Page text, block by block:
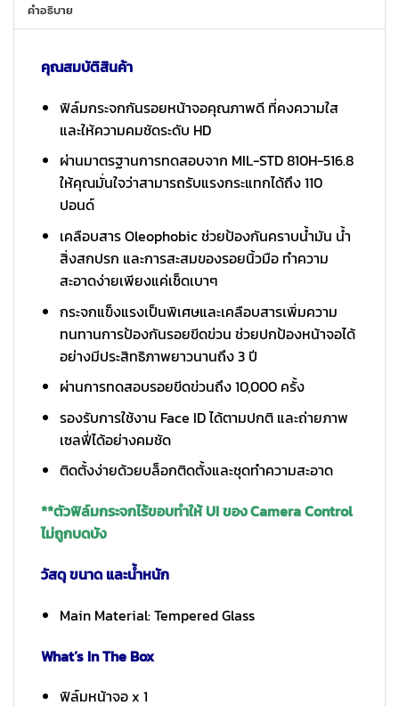
คำอธิบาย
คุณสมบัติสินค้า
ฟิล์มกระจกกันรอยหน้าจอคุณภาพดี ที่คงความใส
และให้ความคมชัดระดับ HD
ผ่านมาตรฐานการทดสอบจาก MIL-STD 810H-516.8
ให้คุณมั่นใจว่าสามารถรับแรงกระแทกได้ถึง 110
ปอนด์
เคลือบสาร Oleophobic ช่วยป้องกันคราบน้ำมัน น้ำ
สิ่งสกปรก และการสะสมของรอยนิ้วมือ ทำความ
สะอาดง่ายเพียงแค่เช็ดเบาๆ
กระจกแข็งแรงเป็นพิเศษและเคลือบสารเพิ่มความ
ทนทานการป้องกันรอยขีดข่วน ช่วยปกป้องหน้าจอได้
อย่างมีประสิทธิภาพยาวนานถึง 3 ปี
ผ่านการทดสอบรอยขีดข่วนถึง 10,000 ครั้ง
รองรับการใช้งาน Face ID ได้ตามปกติ และถ่ายภาพ
เซลฟี่ได้อย่างคมชัด
ติดตั้งง่ายด้วยบล็อกติดตั้งและชุดทำความสะอาด
**ตัวฟิล์มกระจกไร้ขอบทำให้ UI ของ Camera Control
ไม่ถูกบดบัง
วัสดุ ขนาด และน้ำหนัก
Main Material: Tempered Glass
What’s In The Box
ฟิล์มหน้าจอ x 1